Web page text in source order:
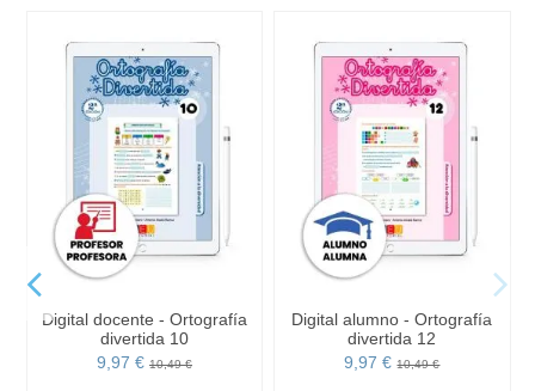
Digital docente - Ortografía
divertida 10
9,97 € 10,49 €
Digital alumno - Ortografía
divertida 12
9,97 €10,49 €